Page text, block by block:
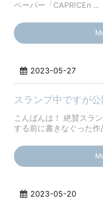
ペーパー「CAPR!CEn ...
2023-05-27
スランプ中ですが
こんばんは！ 絶賛スラ
する前に書きなぐった作
2023-05-20